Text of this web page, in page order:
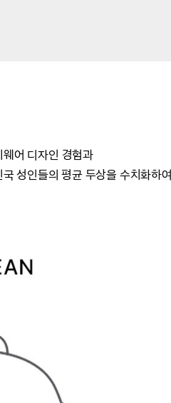
어 디자인 경험과
성인들의 평균 두상을 수치화하여